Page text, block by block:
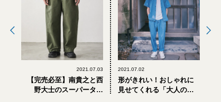
2021.07.03
【完売必至】南貴之と西
野大士のスーパータッ
2021.07.02
形がきれい！おしゃれに
見せてくれる「大人の夏